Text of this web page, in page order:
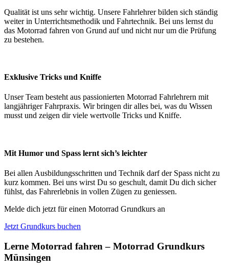
Qualität ist uns sehr wichtig. Unsere Fahrlehrer bilden sich ständig
weiter in Unterrichtsmethodik und Fahrtechnik. Bei uns lernst du
das Motorrad fahren von Grund auf und nicht nur um die Prüfung
zu bestehen.
Exklusive Tricks und Kniffe
Unser Team besteht aus passionierten Motorrad Fahrlehrern mit
langjähriger Fahrpraxis. Wir bringen dir alles bei, was du Wissen
musst und zeigen dir viele wertvolle Tricks und Kniffe.
Mit Humor und Spass lernt sich’s leichter
Bei allen Ausbildungsschritten und Technik darf der Spass nicht zu
kurz kommen. Bei uns wirst Du so geschult, damit Du dich sicher
fühlst, das Fahrerlebnis in vollen Zügen zu geniessen.
Melde dich jetzt für einen Motorrad Grundkurs an
Jetzt Grundkurs buchen
Lerne Motorrad fahren – Motorrad Grundkurs
Münsingen